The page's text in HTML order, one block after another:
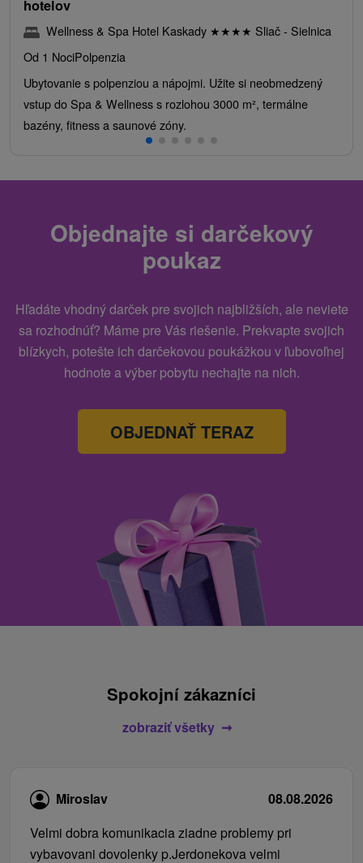
hotelov
Wellness & Spa Hotel Kaskady ★★★★ Sliač - Sielnica
Od 1 NociPolpenzia
Ubytovanie s polpenziou a nápojmi. Užite si neobmedzený
vstup do Spa & Wellness s rozlohou 3000 m², termálne
bazény, fitness a saunové zóny.
Objednajte si darčekový
poukaz
Hľadáte vhodný darček pre svojich najbližších, ale neviete
sa rozhodnúť? Máme pre Vás riešenie. Prekvapte svojich
blízkych, potešte ich darčekovou poukážkou v ľubovoľnej
hodnote a výber pobytu nechajte na nich.
OBJEDNAŤ TERAZ
Spokojní zákazníci
zobraziť všetky
Miroslav
08.08.2026
Velmi dobra komunikacia ziadne problemy pri
vybavovani dovolenky p.Jerdonekova velmi